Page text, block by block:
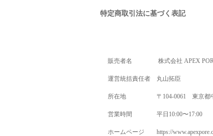
特定商取引法に基づく表記
販売者名 株式会社 APEX
運営統括責任者 丸山拓臣
所在地 〒 104-0061 東京都
営業時間 平日 10:00〜17:00
ホームページ https://